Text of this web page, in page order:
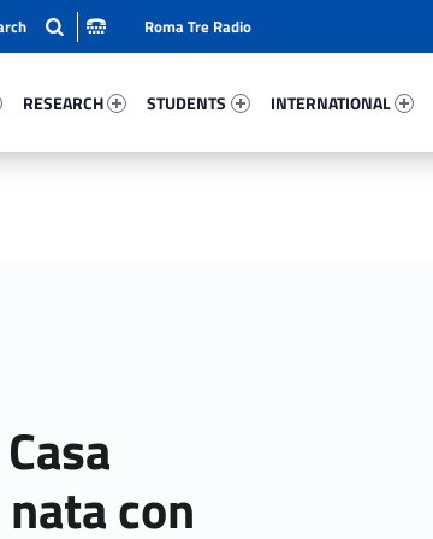
RESEARCH
STUDENTS
INTERNATIONAL
Roma Tre Radio
con